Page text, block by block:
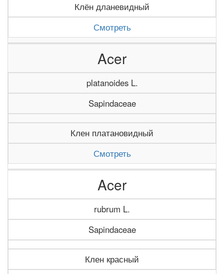
Клён дланевидный
Смотреть
Acer
platanoides L.
Sapindaceae
Клен платановидный
Смотреть
Acer
rubrum L.
Sapindaceae
Клен красный